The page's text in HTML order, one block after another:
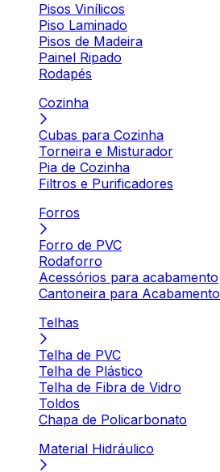
Pisos Vinílicos
Piso Laminado
Pisos de Madeira
Painel Ripado
Rodapés
Cozinha
Cubas para Cozinha
Torneira e Misturador
Pia de Cozinha
Filtros e Purificadores
Forros
Forro de PVC
Rodaforro
Acessórios para acabamento
Cantoneira para Acabamento
Telhas
Telha de PVC
Telha de Plástico
Telha de Fibra de Vidro
Toldos
Chapa de Policarbonato
Material Hidráulico